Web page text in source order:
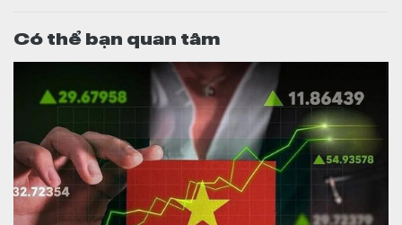
Có thể bạn quan tâm